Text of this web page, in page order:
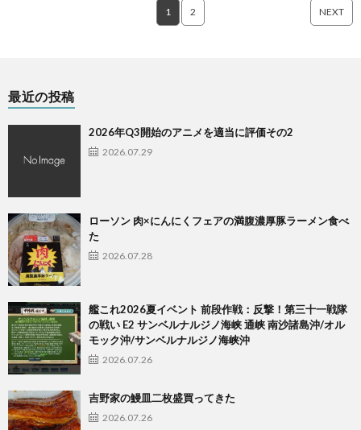
1 2 NEXT
最近の投稿
2026年Q3開始のアニメを適当に評価その2
2026.07.29
ローソン 肉×にんにくフェアの満腹濃厚豚ラーメン食べ
た
2026.07.28
艦これ2026夏イベント 前段作戦：反撃！第三十一戦隊
の戦い E2 サンベルナルジノ海峡 通峡 南沙諸島沖/オル
モック沖/サンベルナルジノ海峡沖
2026.07.26
吉野家の鰻皿二枚盛買ってきた
2026.07.26